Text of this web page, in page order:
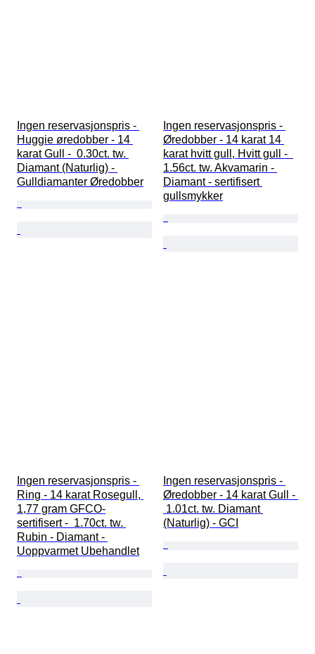
Ingen reservasjonspris -
Huggie øredobber - 14
karat Gull -  0.30ct. tw.
Diamant (Naturlig) -
Gulldiamanter Øredobber
Ingen reservasjonspris -
Øredobber - 14 karat 14
karat hvitt gull, Hvitt gull -
1.56ct. tw. Akvamarin -
Diamant - sertifisert
gullsmykker
Ingen reservasjonspris -
Ring - 14 karat Rosegull,
1,77 gram GFCO-
sertifisert -  1.70ct. tw.
Rubin - Diamant -
Uoppvarmet Ubehandlet
Ingen reservasjonspris -
Øredobber - 14 karat Gull -
1.01ct. tw. Diamant
(Naturlig) - GCI